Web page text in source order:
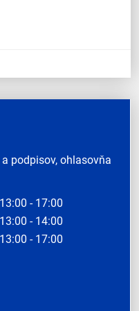
podpisov, ohlasovňa
13:00 - 17:00
13:00 - 14:00
13:00 - 17:00